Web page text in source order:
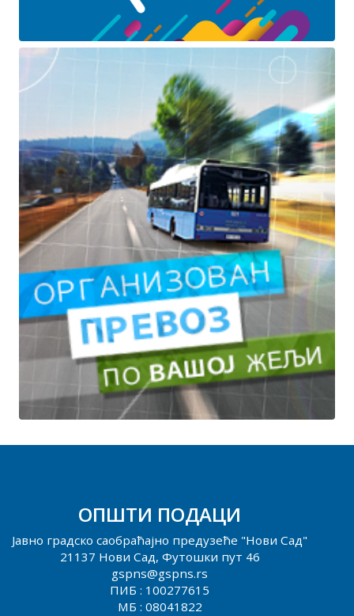
ОПШТИ ПОДАЦИ
Јавно градско саобраћајно предузеће "Нови Сад"
21137 Нови Сад, Футошки пут 46
gspns@gspns.rs
ПИБ : 100277615
МБ : 08041822